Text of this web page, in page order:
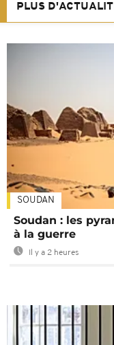
PLUS
SOUDAN
Soudan : les
à la guerre
Il y a 2 heures